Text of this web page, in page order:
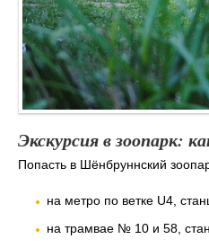
Экскурсия в зоопарк:
Попасть в Шёнбруннский
на метро по ветке U4,
на трамвае № 10 и 58,